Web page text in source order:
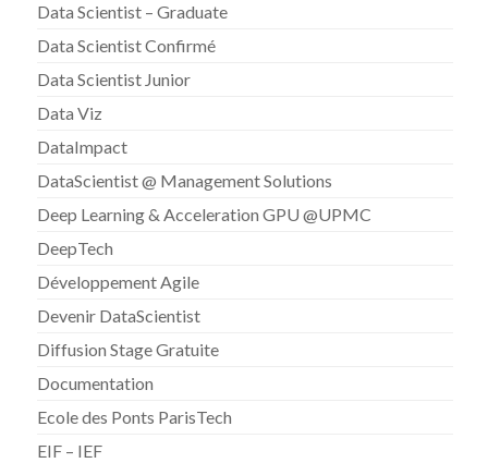
Data Scientist – Graduate
Data Scientist Confirmé
Data Scientist Junior
Data Viz
DataImpact
DataScientist @ Management Solutions
Deep Learning & Acceleration GPU @UPMC
DeepTech
Développement Agile
Devenir DataScientist
Diffusion Stage Gratuite
Documentation
Ecole des Ponts ParisTech
EIF – IEF